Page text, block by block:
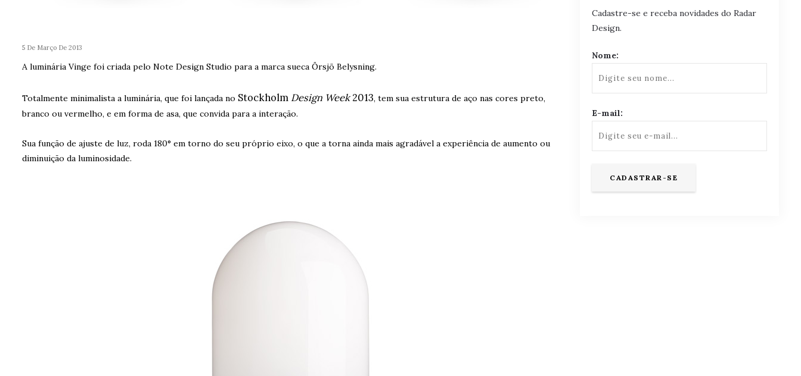
5 De Março De 2013
A luminária Vinge foi criada pelo Note Design Studio para a marca sueca Örsjö Belysning.
Totalmente minimalista a luminária, que foi lançada no Stockholm Design Week2013, tem sua estrutura de aço nas cores preto,
branco ou vermelho, e em forma de asa, que convida para a interação.
Sua função de ajuste de luz, roda 180° em torno do seu próprio eixo, o que a torna ainda mais agradável a experiência de aumento ou
diminuição da luminosidade.
Cadastre-se e receba novidades do Radar
Design.
Nome:
E-mail: